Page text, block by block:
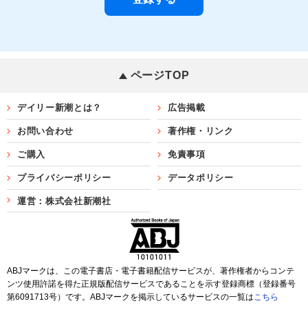
ページTOP
デイリー新潮とは？ 広告掲載
お問い合わせ 著作権・リンク
ご購入 免責事項
プライバシーポリシー データポリシー
運営：株式会社新潮社
ABJマークは、この電子書店・電子書籍配信サービスが、著作権者からコンテ
ンツ使用許諾を得た正規版配信サービスであることを示す登録商標（登録番号
第6091713号）です。ABJマークを掲示しているサービスの一覧はこちら